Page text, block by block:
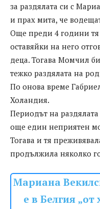
за раздялата си с
и прах мита, че
Още преди 4 години
оставяйки на него
деца. Тогава Момчил
тежко раздялата на
По онова време
Холандия.
Периодът на
още един неприятен
Тогава и тя
продължила няколко
Мариана
е в Белгия „от